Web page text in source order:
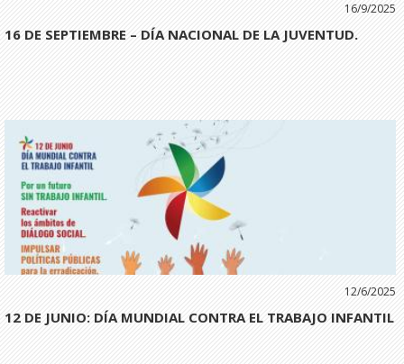
16/9/2025
16 DE SEPTIEMBRE – DÍA NACIONAL DE LA JUVENTUD.
12/6/2025
12 DE JUNIO: DÍA MUNDIAL CONTRA EL TRABAJO INFANTIL